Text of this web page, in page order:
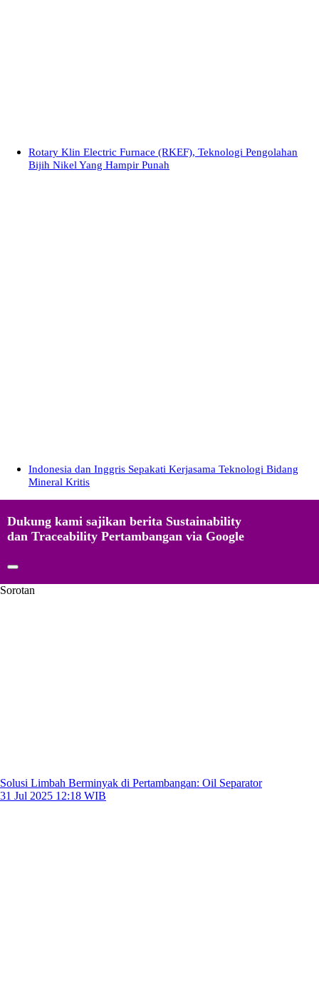
Rotary Klin Electric Furnace (RKEF), Teknologi Pengolahan
Bijih Nikel Yang Hampir Punah
Indonesia dan Inggris Sepakati Kerjasama Teknologi Bidang
Mineral Kritis
Dukung kami sajikan berita Sustainability
dan Traceability Pertambangan via Google
Sorotan
Solusi Limbah Berminyak di Pertambangan: Oil Separator
31 Jul 2025 12:18 WIB